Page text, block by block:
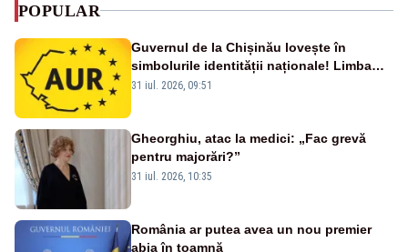
POPULAR
Guvernul de la Chișinău lovește în
simbolurile identității naționale! Limba
română nu se economisește! Limba
31 iul. 2026, 09:51
Gheorghiu, atac la medici: „Fac grevă
pentru majorări?”
31 iul. 2026, 10:35
România ar putea avea un nou premier
abia în toamnă